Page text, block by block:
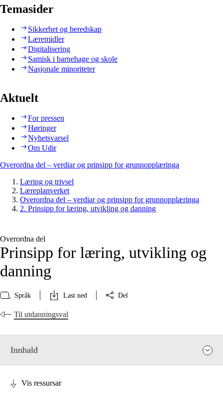
Temasider
Sikkerhet og beredskap
Læremidler
Digitalisering
Samisk i barnehage og skole
Nasjonale minoriteter
Aktuelt
For pressen
Høringer
Nyhetsvarsel
Om Udir
Overordna del – verdiar og prinsipp for grunnopplæringa
Læring og trivsel
Læreplanverket
Overordna del – verdiar og prinsipp for grunnopplæringa
2. Prinsipp for læring, utvikling og danning
Overordna del
Prinsipp for læring, utvikling og
danning
Språk Last ned Del
Til utdanningsval
Innhald
Vis ressursar